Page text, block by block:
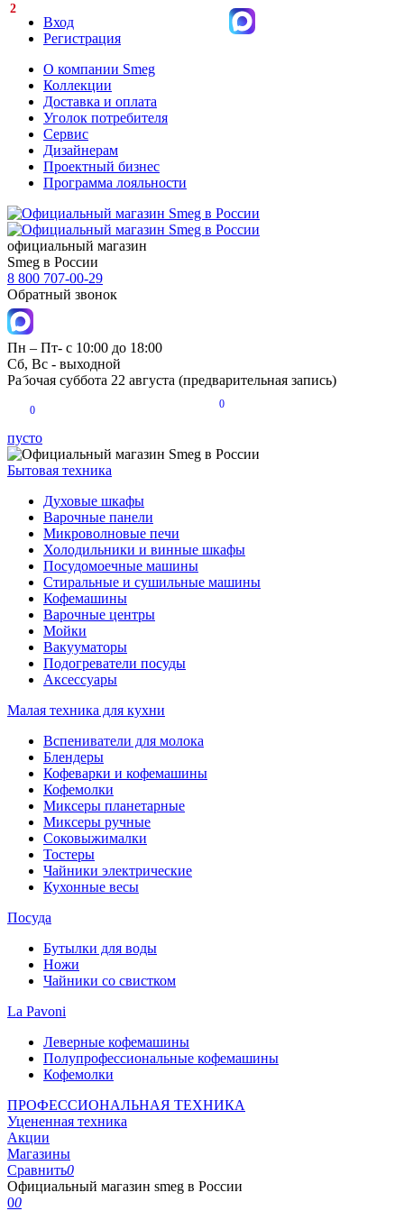
Вход
Регистрация
О компании Smeg
Коллекции
Доставка и оплата
Уголок потребителя
Сервис
Дизайнерам
Проектный бизнес
Программа лояльности
официальный магазин
Smeg в России
8 800 707-00-29
Обратный звонок
Пн – Пт- с 10:00 до 18:00
Сб, Вс - выходной
Рабочая суббота 22 августа (предварительная запись)
0
0
пусто
Бытовая техника
Духовые шкафы
Варочные панели
Микроволновые печи
Холодильники и винные шкафы
Посудомоечные машины
Стиральные и сушильные машины
Кофемашины
Варочные центры
Мойки
Вакууматоры
Подогреватели посуды
Аксессуары
Малая техника для кухни
Вспениватели для молока
Блендеры
Кофеварки и кофемашины
Кофемолки
Миксеры планетарные
Миксеры ручные
Соковыжималки
Тостеры
Чайники электрические
Кухонные весы
Посуда
Бутылки для воды
Ножи
Чайники со свистком
La Pavoni
Леверные кофемашины
Полупрофессиональные кофемашины
Кофемолки
ПРОФЕССИОНАЛЬНАЯ ТЕХНИКА
Уцененная техника
Акции
Магазины
Сравнить0
Официальный магазин smeg в России
00
2